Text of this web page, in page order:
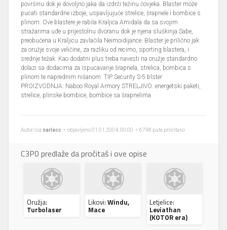
površinu dok je dovoljno jaka da izdrži težinu čovjeka. Blaster može
pucati standardne izboje, uspavljujuće strelice, šrapnele i bombice s
plinom. Ove blastere je rabila Kraljica Amidala da sa svojim
stražarima uđe u prijestolnu dvoranu dok je njena sluškinja Sabe,
preobučena u Kraljicu zavlačila Neimoidijance. Blaster je prilično jak
za oružje svoje veličine, za razliku od recimo, sporting blastera, i
srednje težak. Kao dodatni plus treba navesti na oružje standardno
dolazi sa dodacima za ispucavanje šrapnela, strelica, bombica s
plinom te naprednim nišanom. TIP:Security S-5 blster
PROIZVODNJA: Naboo Royal Armory STRELJIVO: energetski paketi,
strelice, plinske bombice, bombice sa šrapnelima
Autor/ica sarlacc • objavljeno 01.01.2004, 00:00 • 6798 puta pročitano
C3P0 predlaže da pročitaš i ove opise
Oružja:
Turbolaser
Likovi: Windu,
Mace
Letjelice:
Leviathan
(KOTOR era)